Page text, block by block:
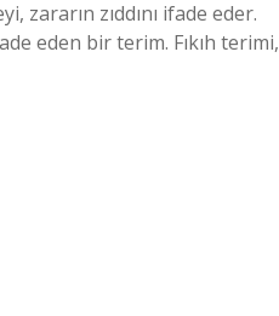
zararın zıddını ifade eder.
eden bir terim. Fıkıh terimi,